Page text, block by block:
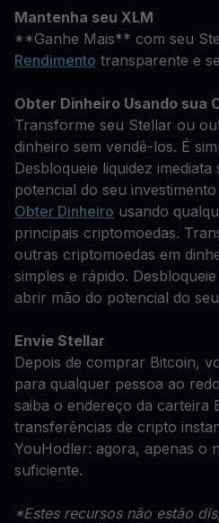
Mantenha seu XLM
**Ganhe Mais** com seu
Rendimento transparente e
Obter Dinheiro Usando sua
Transforme seu Stellar ou
dinheiro sem vendê-los. É
Desbloqueie liquidez
potencial do seu investimento
Obter Dinheiro usando
principais criptomoedas.
outras criptomoedas em
simples e rápido.
abrir mão do potencial do
Envie Stellar
Depois de comprar Bitcoin,
para qualquer pessoa ao
saiba o endereço da carteira
transferências de cripto
YouHodler: agora, apenas o
suficiente.
*Estes recursos não estão